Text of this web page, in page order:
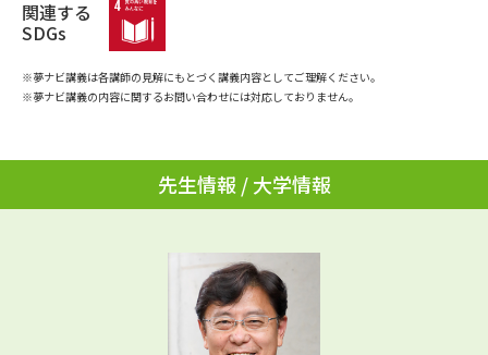
Ｑ＆Ａ よくあるご質問
資料の料金の
テレメール
個人情報取扱規定
関連する
SDGs
※夢ナビ講義は各講師の見解にもとづく講義内容としてご理解ください。
※夢ナビ講義の内容に関するお問い合わせには対応しておりません。
先生情報 / 大学情報